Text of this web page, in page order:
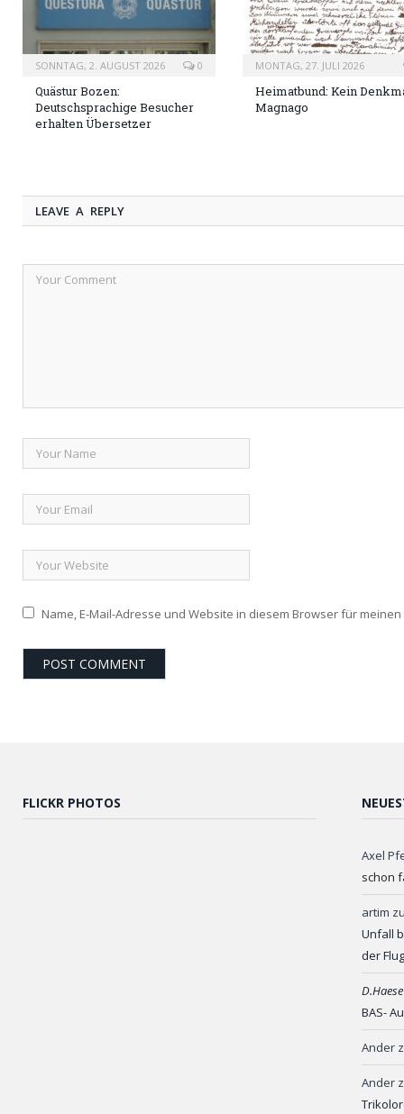
SONNTAG, 2. AUGUST 2026 0
Quästur Bozen:
Deutschsprachige Besucher
erhalten Übersetzer
MONTAG, 27. JULI 2026
Heimatbund: Kein
Magnago
LEAVE A REPLY
Name, E-Mail-Adresse und Website in diesem Browser für
FLICKR PHOTOS
Axel
schon
artim
Unfall
der
BAS-
Ander
Ander